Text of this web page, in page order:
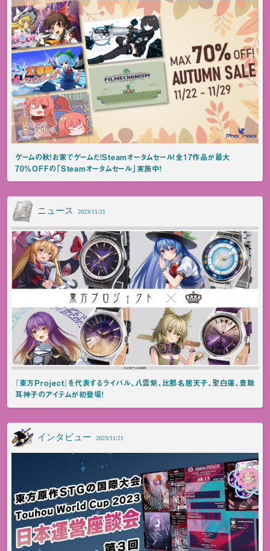
ゲームの秋！お家でゲームだ！Steamオータムセール！全17作品が最大
70%OFFの「Steamオータムセール」実施中！
ニュース 2023/11/21
『東方Project』を代表するライバル、八雲紫、比那名居天子、聖白蓮、豊聡
耳神子のアイテムが初登場！
インタビュー 2023/11/21